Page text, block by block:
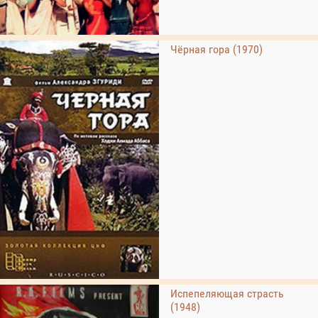
Чёрная гора (1970)
Испепеляющая страсть
(1948)